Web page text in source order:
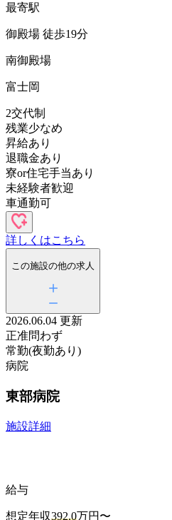
最寄駅
御殿場 徒歩19分
南御殿場
富士岡
2交代制
残業少なめ
昇給あり
退職金あり
寮or住宅手当あり
未経験者歓迎
車通勤可
詳しくはこちら
この施設の他の求人
2026.06.04 更新
正准問わず
常勤(夜勤あり)
病院
東部病院
施設詳細
給与
想定年収392.0万円〜